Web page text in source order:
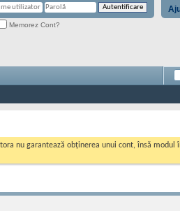
Memorez Cont?
nu garantează obținerea unui cont, însă modul